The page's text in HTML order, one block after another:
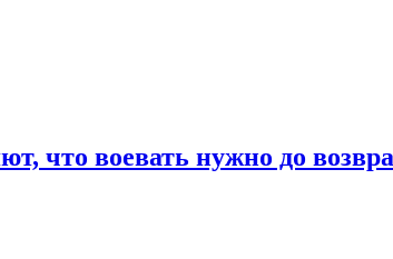
что воевать нужно до